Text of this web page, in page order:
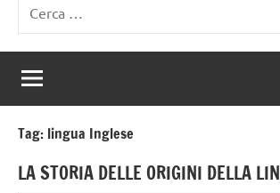
per:
Tag: lingua Inglese
LA STORIA DELLE ORIGINI DELLA